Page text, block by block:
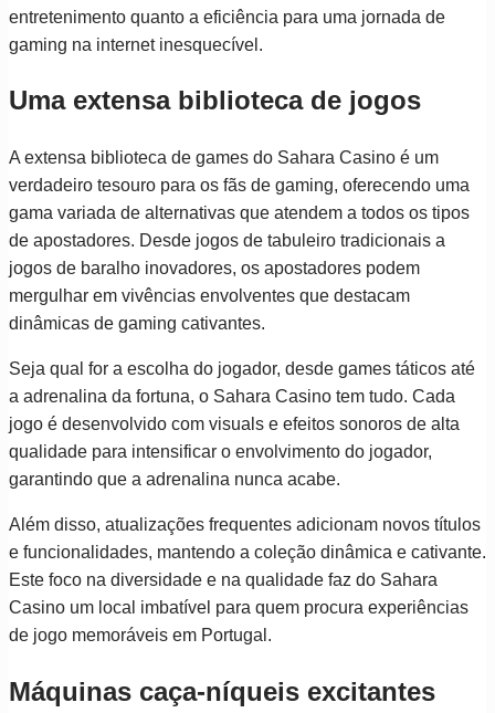
entretenimento quanto a eficiência para uma jornada de
gaming na internet inesquecível.
Uma extensa biblioteca de jogos
A extensa biblioteca de games do Sahara Casino é um
verdadeiro tesouro para os fãs de gaming, oferecendo uma
gama variada de alternativas que atendem a todos os tipos
de apostadores. Desde jogos de tabuleiro tradicionais a
jogos de baralho inovadores, os apostadores podem
mergulhar em vivências envolventes que destacam
dinâmicas de gaming cativantes.
Seja qual for a escolha do jogador, desde games táticos até
a adrenalina da fortuna, o Sahara Casino tem tudo. Cada
jogo é desenvolvido com visuals e efeitos sonoros de alta
qualidade para intensificar o envolvimento do jogador,
garantindo que a adrenalina nunca acabe.
Além disso, atualizações frequentes adicionam novos títulos
e funcionalidades, mantendo a coleção dinâmica e cativante.
Este foco na diversidade e na qualidade faz do Sahara
Casino um local imbatível para quem procura experiências
de jogo memoráveis em Portugal.
Máquinas caça-níqueis excitantes